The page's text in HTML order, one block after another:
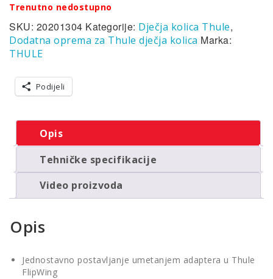
Trenutno nedostupno
SKU: 20201304 Kategorije: Dječja kolica Thule,
Dodatna oprema za Thule dječja kolica Marka:
THULE
Podijeli
Opis
Tehničke specifikacije
Video proizvoda
Opis
Jednostavno postavljanje umetanjem adaptera u Thule
FlipWing